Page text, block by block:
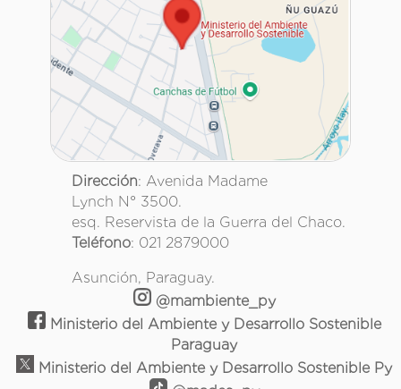
Dirección: Avenida Madame
Lynch N° 3500.
esq. Reservista de la Guerra del Chaco.
Teléfono: 021 2879000
Asunción, Paraguay.
@mambiente_py
Ministerio del Ambiente y Desarrollo Sostenible
Paraguay
Ministerio del Ambiente y Desarrollo Sostenible Py